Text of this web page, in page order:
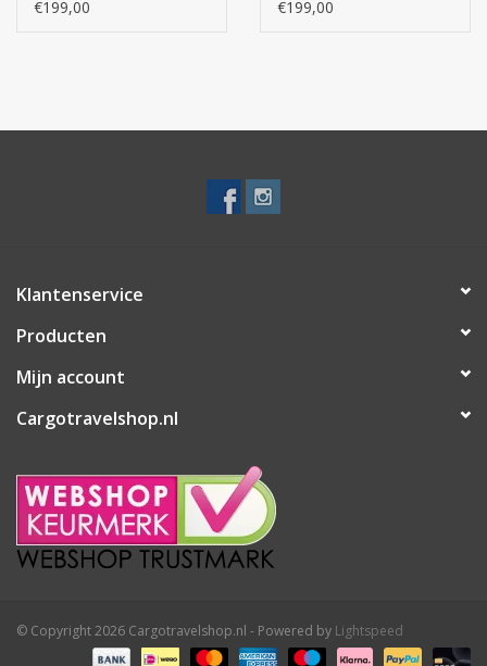
€199,00 €199,00
Klantenservice
Producten
Mijn account
Cargotravelshop.nl
© Copyright 2026 Cargotravelshop.nl - Powered by Lightspeed